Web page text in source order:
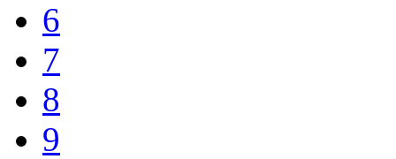
6
7
8
9